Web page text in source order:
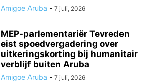
Amigoe Aruba - 7 juli, 2026
MEP-parlementariër Tevreden
eist spoedvergadering over
uitkeringskorting bij humanitair
verblijf buiten Aruba
Amigoe Aruba - 7 juli, 2026